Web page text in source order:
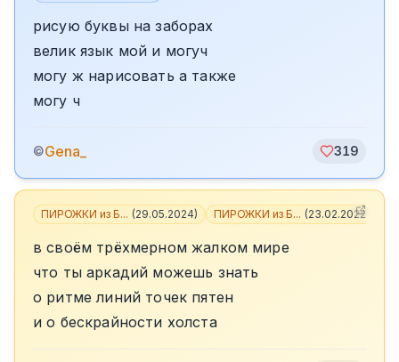
рисую буквы на заборах
велик язык мой и могуч
могу ж нарисовать а также
могу ч
©Gena_ 319
ПИРОЖКИ из Б... (29.05.2024) ПИРОЖКИ из Б... (23.02.2022
в своём трёхмерном жалком мире
что ты аркадий можешь знать
о ритме линий точек пятен
и о бескрайности холста